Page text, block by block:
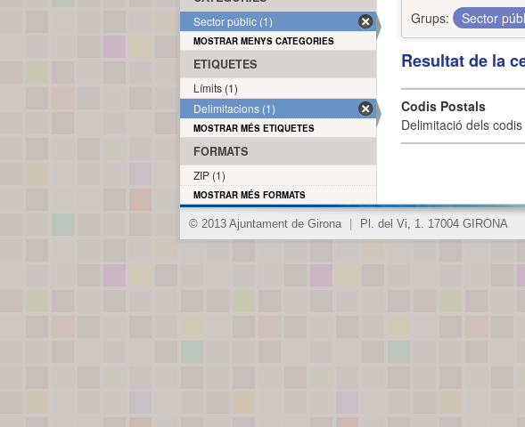
Grups:
Sector
Resultat de la
Codis Postals
Delimitació dels
Sector públic (1)
MOSTRAR MENYS CATEGORIES
ETIQUETES
Límits (1)
Delimitacions (1)
MOSTRAR MÉS ETIQUETES
FORMATS
ZIP (1)
MOSTRAR MÉS FORMATS
© 2013 Ajuntament de Girona Pl. del Vi, 1. 17004 GIRONA